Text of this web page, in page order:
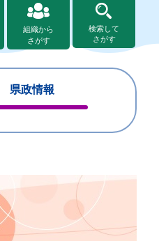
組織から
さがす
検索して
さがす
県政情報